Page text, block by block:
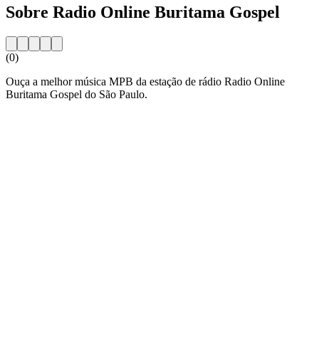
Sobre Radio Online Buritama Gospel
(0)
Ouça a melhor música MPB da estação de rádio Radio Online
Buritama Gospel do São Paulo.